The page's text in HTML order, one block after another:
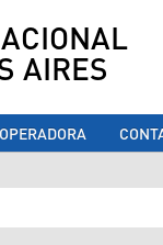
AIRES